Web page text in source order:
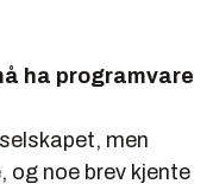
ha programvare
men
og noe brev kjente